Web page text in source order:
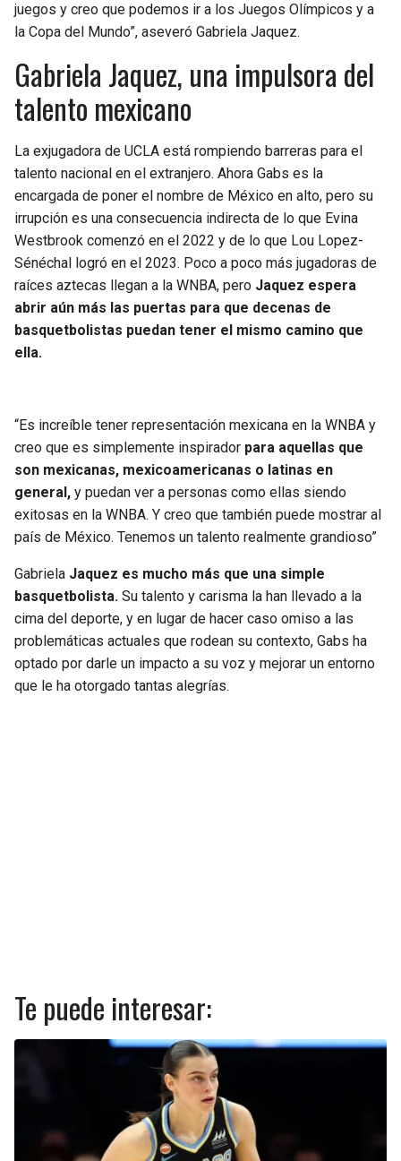
juegos y creo que podemos ir a los Juegos Olímpicos y a
la Copa del Mundo”, aseveró Gabriela Jaquez.
Gabriela Jaquez, una impulsora del
talento mexicano
La exjugadora de UCLA está rompiendo barreras para el
talento nacional en el extranjero. Ahora Gabs es la
encargada de poner el nombre de México en alto, pero su
irrupción es una consecuencia indirecta de lo que Evina
Westbrook comenzó en el 2022 y de lo que Lou Lopez-
Sénéchal logró en el 2023. Poco a poco más jugadoras de
raíces aztecas llegan a la WNBA, pero Jaquez espera
abrir aún más las puertas para que decenas de
basquetbolistas puedan tener el mismo camino que
ella.
“Es increíble tener representación mexicana en la WNBA y
creo que es simplemente inspirador para aquellas que
son mexicanas, mexicoamericanas o latinas en
general, y puedan ver a personas como ellas siendo
exitosas en la WNBA. Y creo que también puede mostrar al
país de México. Tenemos un talento realmente grandioso”
Gabriela Jaquez es mucho más que una simple
basquetbolista. Su talento y carisma la han llevado a la
cima del deporte, y en lugar de hacer caso omiso a las
problemáticas actuales que rodean su contexto, Gabs ha
optado por darle un impacto a su voz y mejorar un entorno
que le ha otorgado tantas alegrías.
Te puede interesar: